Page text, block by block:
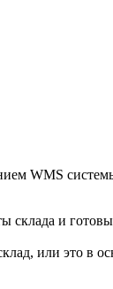
WMS
склада и
или это в